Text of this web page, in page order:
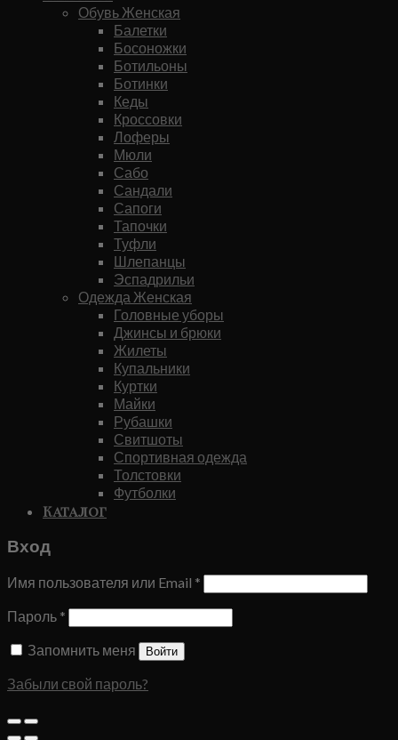
Обувь Женская
Балетки
Босоножки
Ботильоны
Ботинки
Кеды
Кроссовки
Лоферы
Мюли
Сабо
Сандали
Сапоги
Тапочки
Туфли
Шлепанцы
Эспадрильи
Одежда Женская
Головные уборы
Джинсы и брюки
Жилеты
Купальники
Куртки
Майки
Рубашки
Свитшоты
Спортивная одежда
Толстовки
Футболки
Каталог
Вход
Имя пользователя или Email *
Пароль *
Запомнить меня
Войти
Забыли свой пароль?